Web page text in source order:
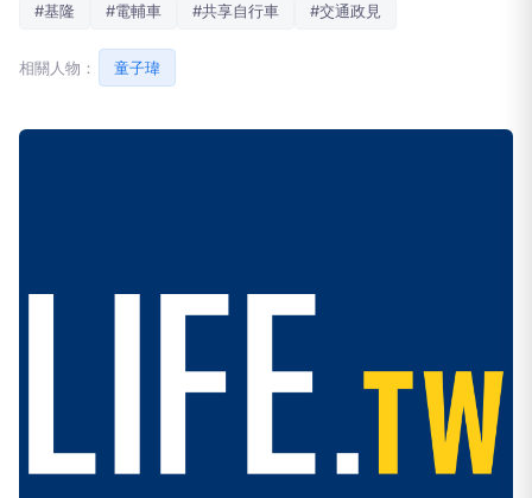
#基隆 #電輔車 #共享自行車 #交通政見
相關人物： 童子瑋